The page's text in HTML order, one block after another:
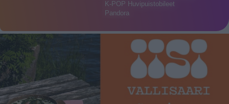
K-POP Huvipuistobileet
Pandora